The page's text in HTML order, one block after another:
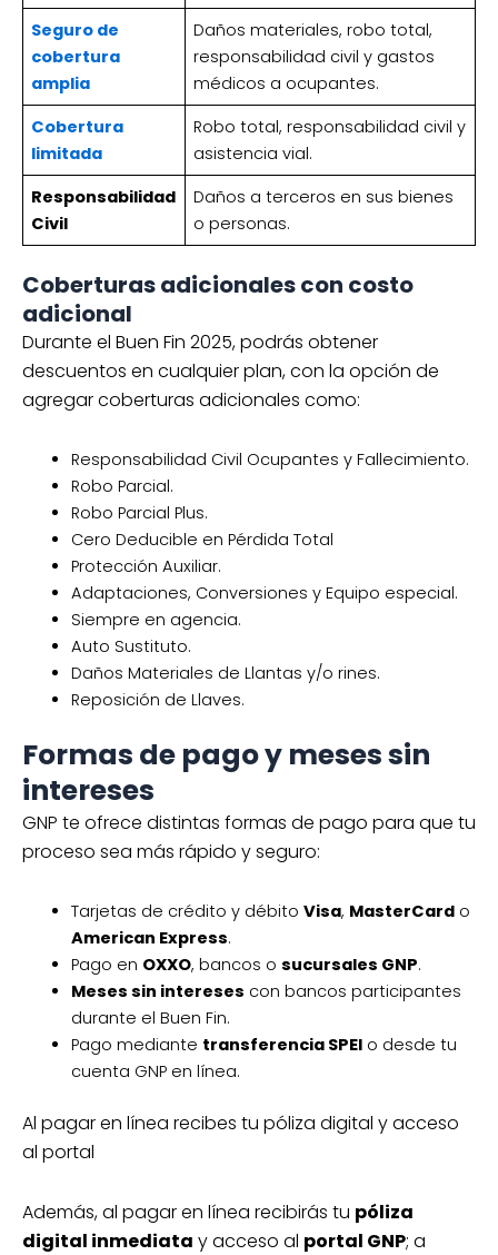
Seguro de
cobertura
amplia
Daños materiales, robo total,
responsabilidad civil y gastos
médicos a ocupantes.
Cobertura
limitada
Robo total, responsabilidad civil y
asistencia vial.
Responsabilidad
Civil
Daños a terceros en sus bienes
o personas.
Coberturas adicionales con costo
adicional
Durante el Buen Fin 2025, podrás obtener
descuentos en cualquier plan, con la opción de
agregar coberturas adicionales como:
Responsabilidad Civil Ocupantes y Fallecimiento.
Robo Parcial.
Robo Parcial Plus.
Cero Deducible en Pérdida Total
Protección Auxiliar.
Adaptaciones, Conversiones y Equipo especial.
Siempre en agencia.
Auto Sustituto.
Daños Materiales de Llantas y/o rines.
Reposición de Llaves.
Formas de pago y meses sin
intereses
GNP te ofrece distintas formas de pago para que tu
proceso sea más rápido y seguro:
Tarjetas de crédito y débito Visa, MasterCardo
American Express.
Pago en OXXO, bancos o sucursales GNP.
Meses sin intereses con bancos participantes
durante el Buen Fin.
Pago mediante transferencia SPEIo desde tu
cuenta GNP en línea.
Al pagar en línea recibes tu póliza digital y acceso
al portal
Además, al pagar en línea recibirás tu póliza
digital inmediata y acceso al portal GNP; a